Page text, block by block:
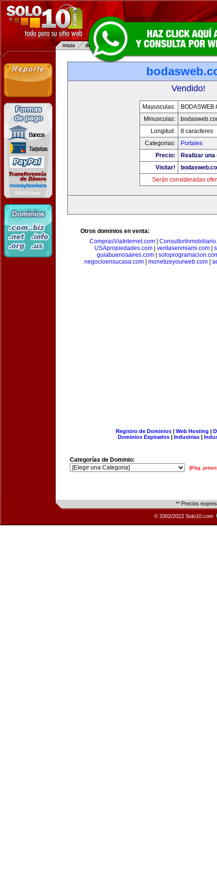
Vendido!
Mayusculas:
Minusculas:
Longitud:
8 caracteres
Categorias:
Portales
Precio:
Realizar
Visitar!
Serán consideradas
Otros dominios en venta:
ComprasViaInternet.com
USApropiedades.com| ventasenmiami.com|
guiabuenosaires.com|
negocioensucasa.com
monetizeyourweb.com
Registro de Dominios| Web Hosting |
Dominios Expirados | Industrias |
Categorías de Dominio:
[Pág.
** Precios
© 2002/2022 Solo10.com